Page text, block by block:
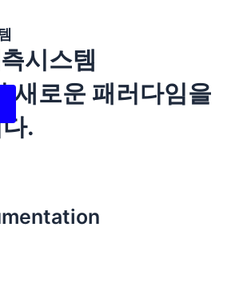
시스템
새로운 패러다임을
.